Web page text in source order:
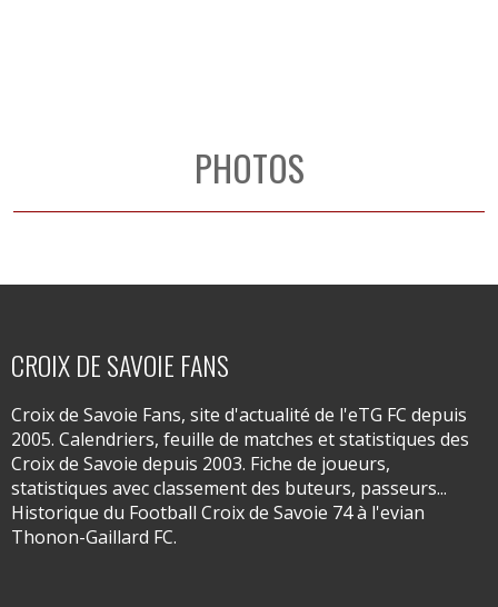
PHOTOS
CROIX DE SAVOIE FANS
Croix de Savoie Fans, site d'actualité de l'eTG FC depuis
2005. Calendriers, feuille de matches et statistiques des
Croix de Savoie depuis 2003. Fiche de joueurs,
statistiques avec classement des buteurs, passeurs...
Historique du Football Croix de Savoie 74 à l'evian
Thonon-Gaillard FC.